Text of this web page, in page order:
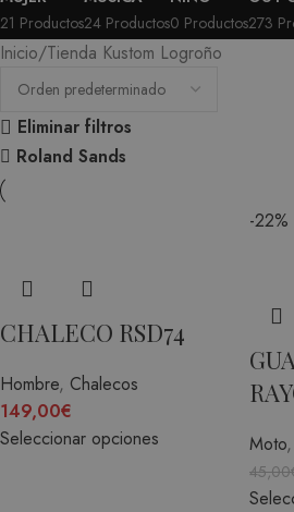
21 Productos24 Productos0 Productos273
Inicio Tienda Kustom Logroño
Eliminar filtros
Roland Sands
CHALECO RSD74
Hombre, Chalecos
149,00€
Seleccionar opciones
-22%
Moto,
45,00